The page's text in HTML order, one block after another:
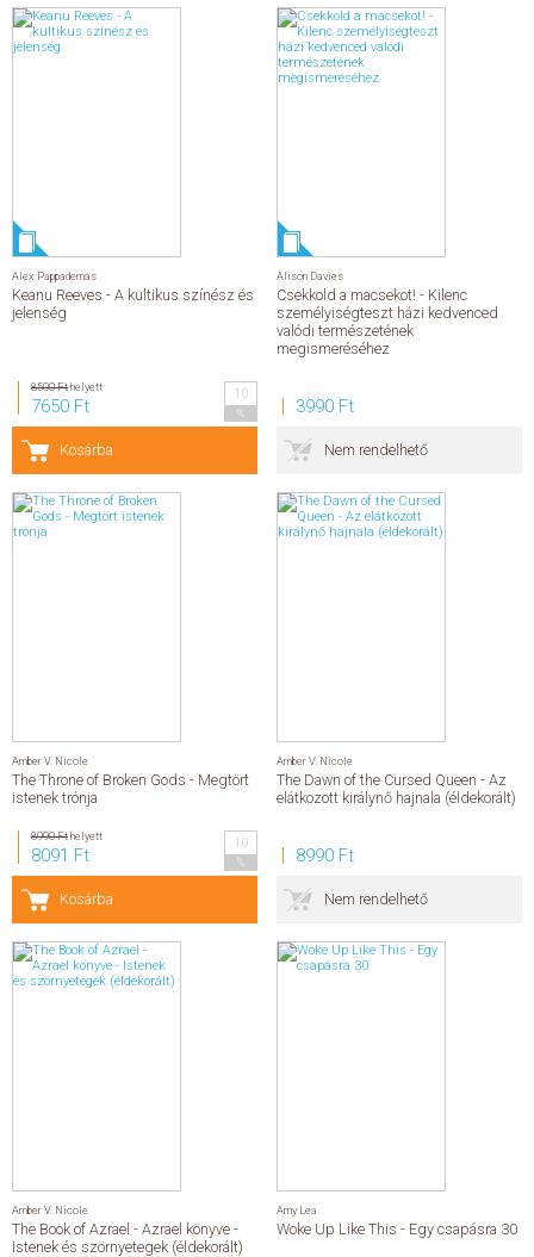
Alex Pappademas
Keanu Reeves - A kultikus színész és
jelenség
8500 Fthelyett
7650 Ft
10
Kosárba
Alison Davies
Csekkold a macsekot! - Kilenc
személyiségteszt házi kedvenced
valódi természetének
megismeréséhez
3990 Ft
Nem rendelhető
Amber V. Nicole
The Throne of Broken Gods - Megtört
istenek trónja
8990 Fthelyett
8091 Ft
10
Kosárba
Amber V. Nicole
The Dawn of the Cursed Queen - Az
elátkozott királynő hajnala (éldekorált)
8990 Ft
Nem rendelhető
Amber V. Nicole
The Book of Azrael - Azrael könyve -
Istenek és szörnyetegek (éldekorált)
Amy Lea
Woke Up Like This - Egy csapásra 30